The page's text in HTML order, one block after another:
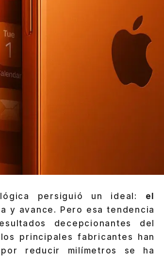
persiguió un ideal: el
y avance. Pero esa tendencia
decepcionantes del
principales fabricantes han
reducir milímetros se ha